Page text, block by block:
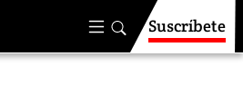
Suscríbete